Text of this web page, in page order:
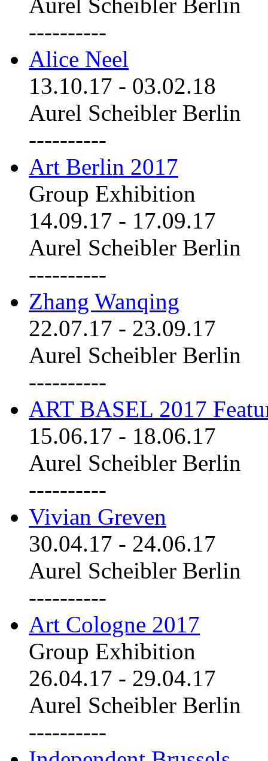
----------
Alice Neel
13.10.17 - 03.02.18
Aurel Scheibler Berlin
----------
Art Berlin 2017
Group Exhibition
14.09.17 - 17.09.17
Aurel Scheibler Berlin
----------
Zhang Wanqing
22.07.17 - 23.09.17
Aurel Scheibler Berlin
----------
ART BASEL 2017
15.06.17 - 18.06.17
Aurel Scheibler Berlin
----------
Vivian Greven
30.04.17 - 24.06.17
Aurel Scheibler Berlin
----------
Art Cologne 2017
Group Exhibition
26.04.17 - 29.04.17
Aurel Scheibler Berlin
----------